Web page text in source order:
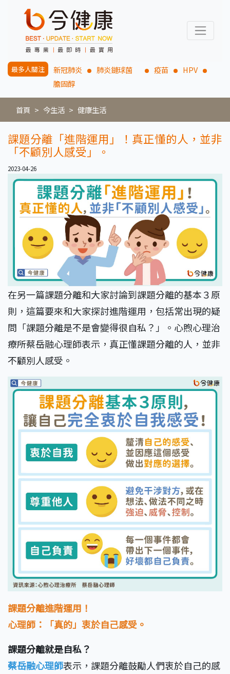
最多人關注 新冠肺炎 肺炎鏈球菌 疫苗
HPV
膽固醇
首頁 今生活 健康生活
課題分離「進階運用」！真正懂的人，並非
「不顧別人感受」。
2023-04-26
在另一篇課題分離和大家討論到課題分離的基本３原
則，這篇要來和大家探討進階運用，包括常出現的疑
問「課題分離是不是會變得很自私？」。心煦心理治
療所蔡岳融心理師表示，真正懂課題分離的人，並非
不顧別人感受。
課題分離進階運用！
心理師：「真的」衷於自己感受。
課題分離就是自私？
蔡岳融心理師表示，課題分離鼓勵人們衷於自己的感